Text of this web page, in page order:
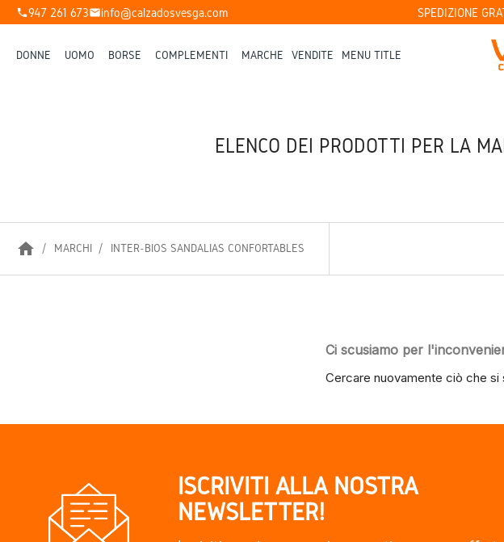
phone947 261 673mailinfo@calzadosvesga.com SPEDIZIONE
DONNE UOMO BORSE COMPLEMENTI MARCHE VENDITE MENU TITLE
ELENCO DEI PRODOTTI PER LA
home MARCHI INTER-BIOS SANDALIAS CONFORTABLES
Ci scusiamo per
Cercare nuovamente ciò che si
ISCRIVITI ALLA NOSTRA
NEWSLETTER!